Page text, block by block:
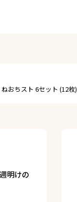
ねおちスト 6セット (12枚)
明けの